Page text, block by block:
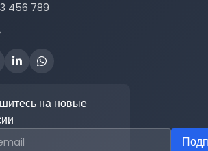
456 789
на новые
подписки